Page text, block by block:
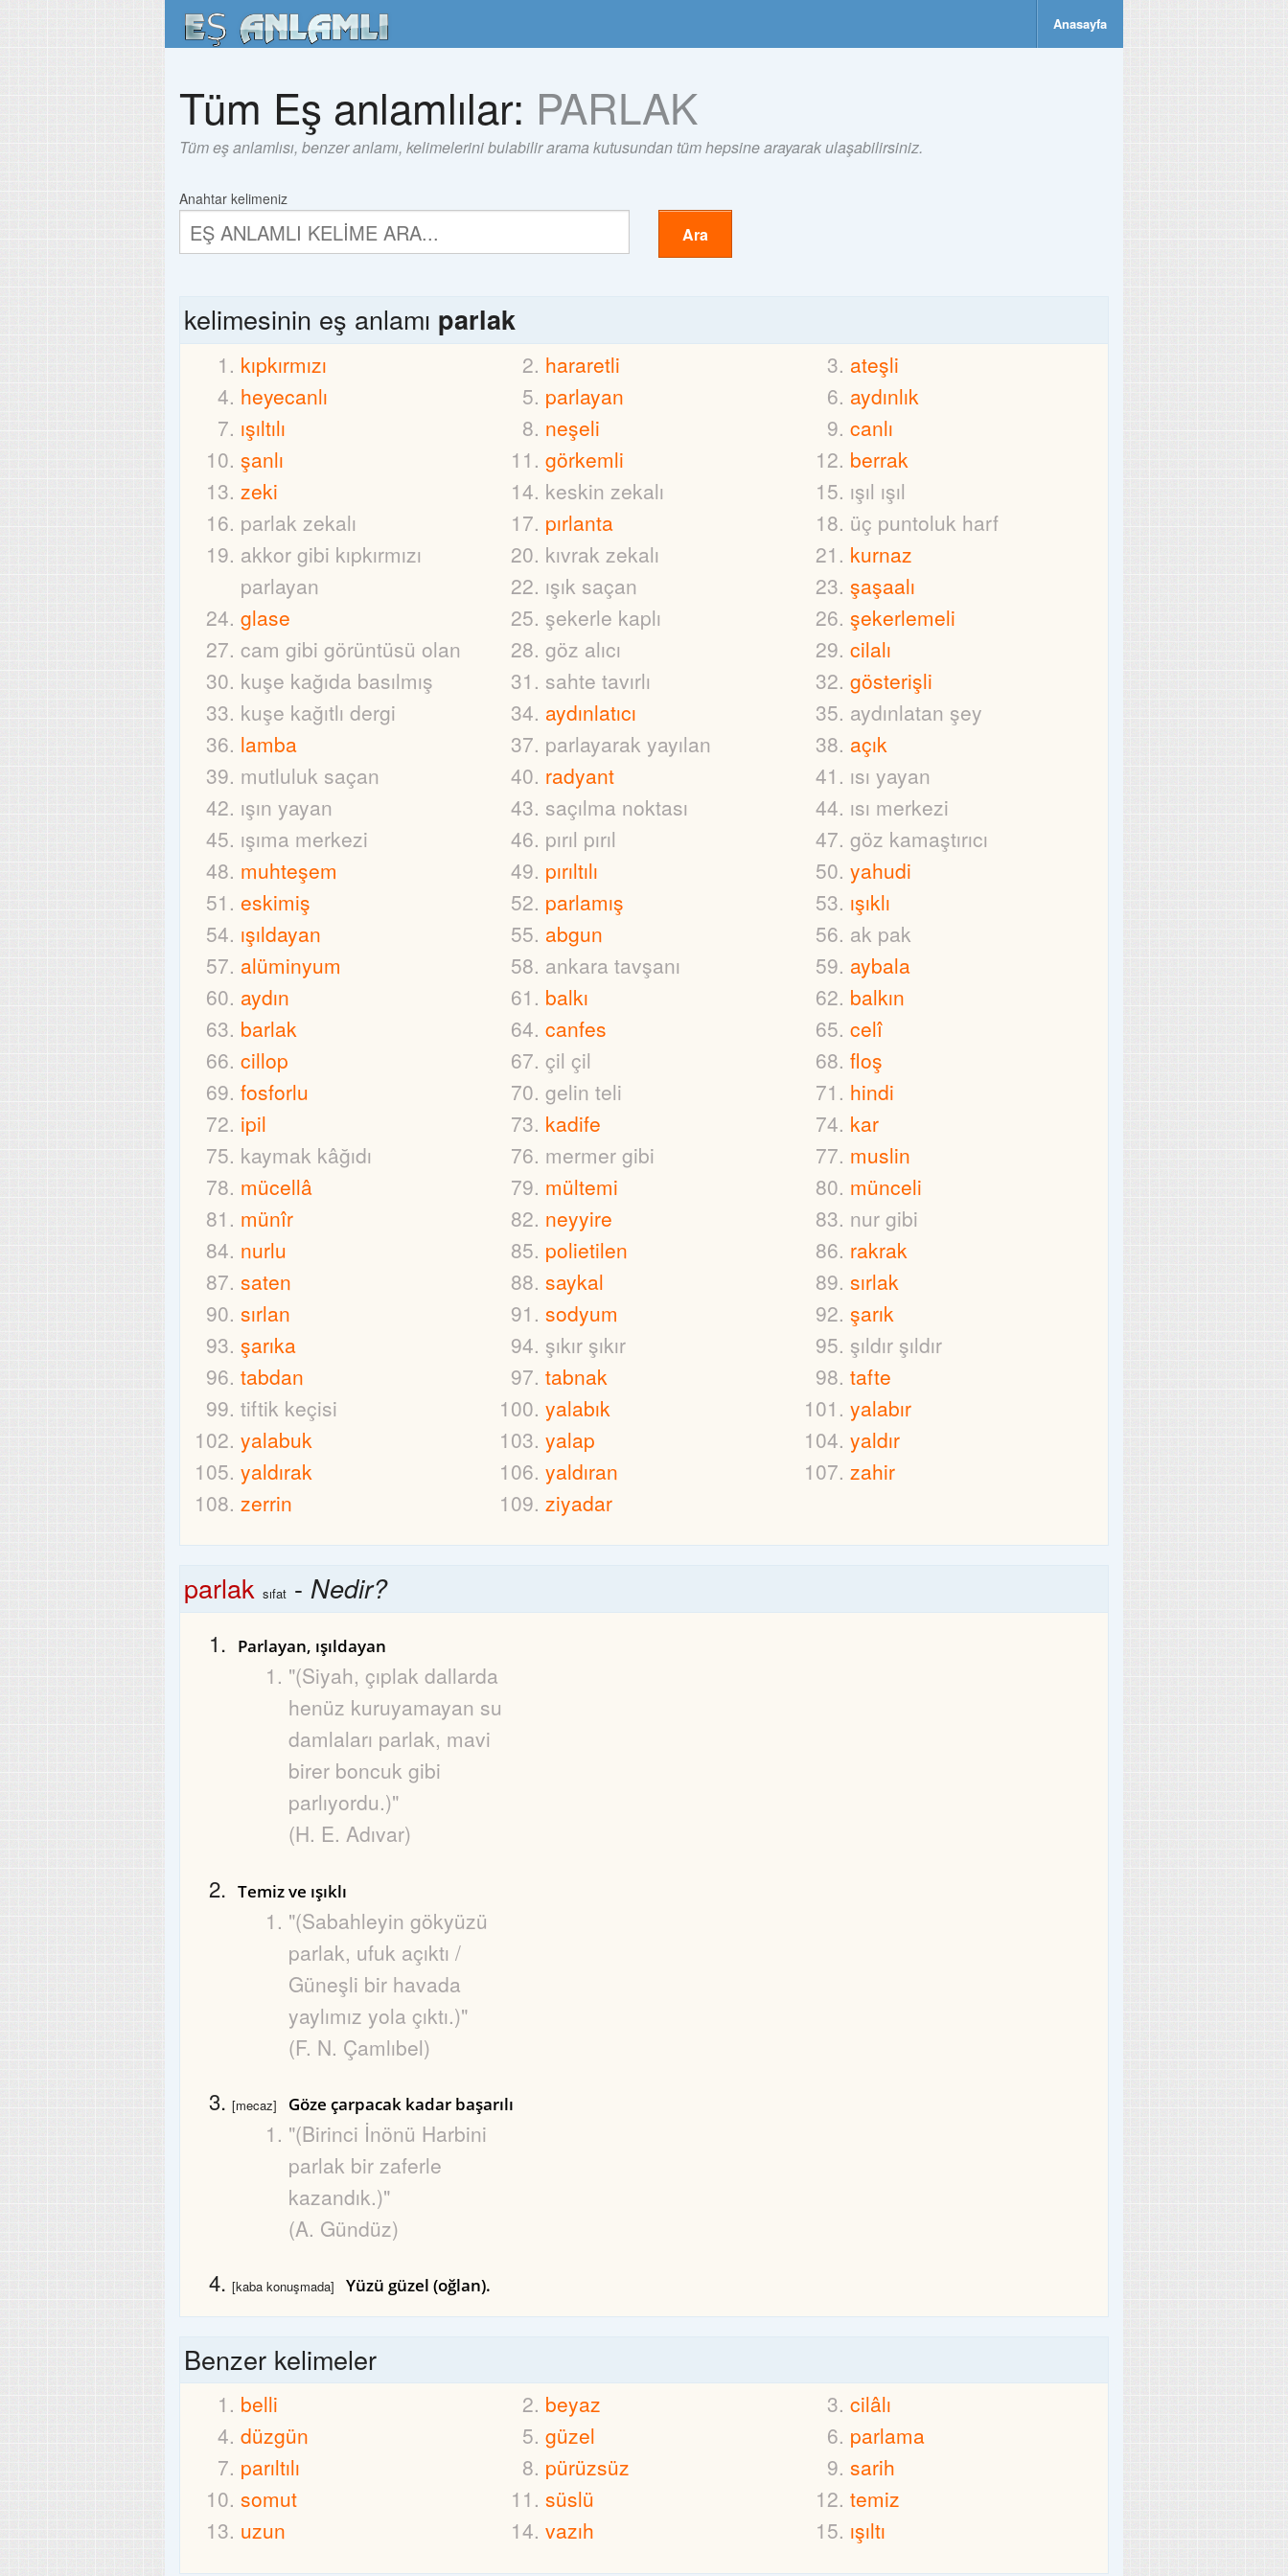
Anasayfa
Tüm Eş anlamlılar: PARLAK
Tüm eş anlamlısı, benzer anlamı, kelimelerini bulabilir arama kutusundan tüm hepsine arayarak ulaşabilirsiniz.
Anahtar kelimeniz
Ara
kelimesinin eş anlamı parlak
kıpkırmızı hararetli
ateşli
heyecanlı
parlayan
aydınlık
ışıltılı
neşeli
canlı
şanlı
görkemli
berrak
zeki
keskin zekalı
ışıl ışıl
parlak zekalı
pırlanta
üç puntoluk harf
akkor gibi kıpkırmızı
parlayan
kıvrak zekalı
kurnaz
ışık saçan
şaşaalı
glase
şekerle kaplı
şekerlemeli
cam gibi görüntüsü olan
göz alıcı
cilalı
kuşe kağıda basılmış
sahte tavırlı
gösterişli
kuşe kağıtlı dergi
aydınlatıcı
aydınlatan şey
lamba
parlayarak yayılan
açık
mutluluk saçan
radyant
ısı yayan
ışın yayan
saçılma noktası
ısı merkezi
ışıma merkezi
pırıl pırıl
göz kamaştırıcı
muhteşem
pırıltılı
yahudi
eskimiş
parlamış
ışıklı
ışıldayan
abgun
ak pak
alüminyum
ankara tavşanı
aybala
aydın
balkı
balkın
barlak
canfes
celî
cillop
çil çil
floş
fosforlu
gelin teli
hindi
ipil
kadife
kar
kaymak kâğıdı
mermer gibi
muslin
mücellâ
mültemi
münceli
münîr
neyyire
nur gibi
nurlu
polietilen
rakrak
saten
saykal
sırlak
sırlan
sodyum
şarık
şarıka
şıkır şıkır
şıldır şıldır
tabdan
tabnak
tafte
tiftik keçisi
yalabık
yalabır
yalabuk
yalap
yaldır
yaldırak
yaldıran
zahir
zerrin
ziyadar
parlak sıfat - Nedir?
Parlayan, ışıldayan
"(Siyah, çıplak dallarda
henüz kuruyamayan su
damlaları parlak, mavi
birer boncuk gibi
parlıyordu.)"
(H. E. Adıvar)
Temiz ve ışıklı
"(Sabahleyin gökyüzü
parlak, ufuk açıktı /
Güneşli bir havada
yaylımız yola çıktı.)"
(F. N. Çamlıbel)
[mecaz] Göze çarpacak kadar başarılı
"(Birinci İnönü Harbini
parlak bir zaferle
kazandık.)"
(A. Gündüz)
[kaba konuşmada] Yüzü güzel (oğlan).
Benzer kelimeler
belli beyaz
cilâlı
düzgün
güzel
parlama
parıltılı
pürüzsüz
sarih
somut
süslü
temiz
uzun
vazıh ışıltı